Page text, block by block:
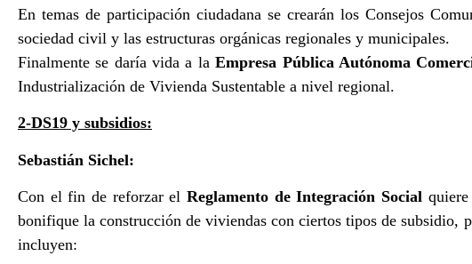
En temas de participación ciudadana se crearán los Consejos
sociedad civil y las estructuras orgánicas regionales y municipales.
Finalmente se daría vida a laEmpresa Pública Autónoma
Industrialización de Vivienda Sustentable a nivel regional.
2-DS19 y subsidios:
Sebastián Sichel:
Con el fin de reforzar el Reglamento de Integración Social
bonifique la construcción de viviendas con ciertos tipos de subsidio,
incluyen: